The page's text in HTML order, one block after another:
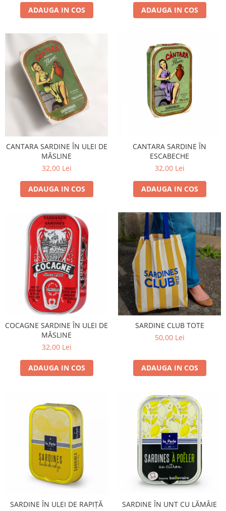
ADAUGA IN COS ADAUGA IN COS
CANTARA SARDINE ÎN ULEI DE
MĂSLINE
32,00 Lei
ADAUGA IN COS
CANTARA SARDINE ÎN
ESCABECHE
32,00 Lei
ADAUGA IN COS
COCAGNE SARDINE ÎN ULEI DE
MĂSLINE
32,00 Lei
ADAUGA IN COS
SARDINE CLUB TOTE
50,00 Lei
ADAUGA IN COS
SARDINE ÎN ULEI DE RAPIȚĂ SARDINE ÎN UNT CU LĂMÂIE